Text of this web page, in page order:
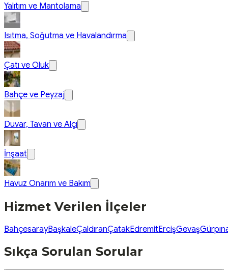
Yalıtım ve Mantolama
Isıtma, Soğutma ve Havalandırma
Çatı ve Oluk
Bahçe ve Peyzaj
Duvar, Tavan ve Alçı
İnşaat
Havuz Onarım ve Bakım
Hizmet Verilen İlçeler
BahçesarayBaşkaleÇaldıranÇatakEdremitErcişGevaş
Sıkça Sorulan Sorular